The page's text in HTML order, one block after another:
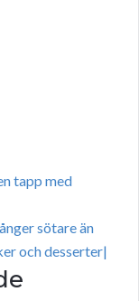
tapp med
sötare än
och desserter|